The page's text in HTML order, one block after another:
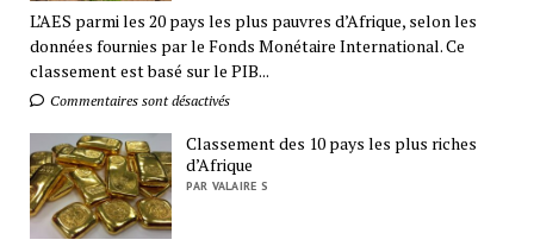
L’AES parmi les 20 pays les plus pauvres d’Afrique, selon les
données fournies par le Fonds Monétaire International. Ce
classement est basé sur le PIB...
Commentaires sont désactivés
Classement des 10 pays les plus riches
d’Afrique
PAR VALAIRE S